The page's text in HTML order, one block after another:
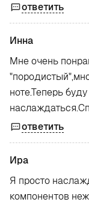
ответить
Инна
Мне очень
ноте.Теперь
ответить
Ира
Я просто
компонентов